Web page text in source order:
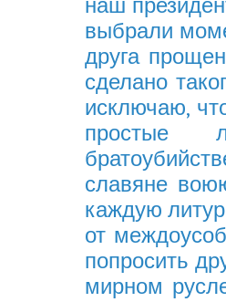
наш
выбрали
друга
сделано
исключаю,
простые
славяне
каждую
от
попросить
мирном